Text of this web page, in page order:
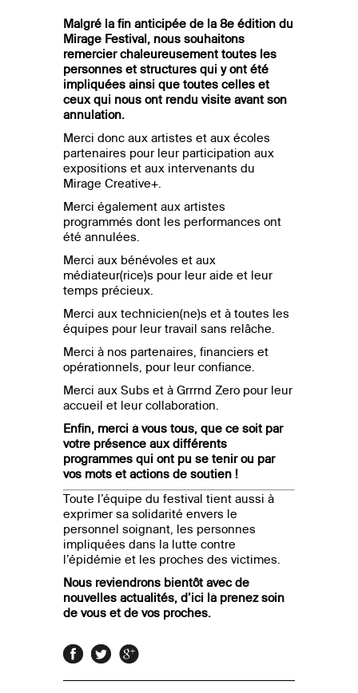
Malgré la fin anticipée de la 8e édition du
Mirage Festival, nous souhaitons
remercier chaleureusement toutes les
personnes et structures qui y ont été
impliquées ainsi que toutes celles et
ceux qui nous ont rendu visite avant son
annulation.
Merci donc aux artistes et aux écoles
partenaires pour leur participation aux
expositions et aux intervenants du
Mirage Creative+.
Merci également aux artistes
programmés dont les performances ont
été annulées.
Merci aux bénévoles et aux
médiateur(rice)s pour leur aide et leur
temps précieux.
Merci aux technicien(ne)s et à toutes les
équipes pour leur travail sans relâche.
Merci à nos partenaires, financiers et
opérationnels, pour leur confiance.
Merci aux Subs et à Grrrnd Zero pour leur
accueil et leur collaboration.
Enfin, merci à vous tous, que ce soit par
votre présence aux différents
programmes qui ont pu se tenir ou par
vos mots et actions de soutien !
Toute l’équipe du festival tient aussi à
exprimer sa solidarité envers le
personnel soignant, les personnes
impliquées dans la lutte contre
l’épidémie et les proches des victimes.
Nous reviendrons bientôt avec de
nouvelles actualités, d’ici là prenez soin
de vous et de vos proches.